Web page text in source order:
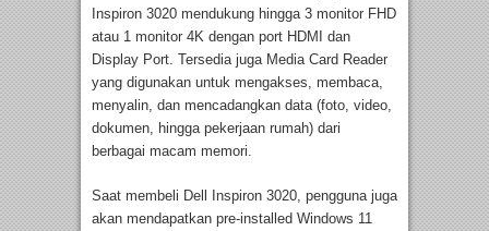
Inspiron 3020 mendukung hingga 3 monitor FHD
atau 1 monitor 4K dengan port HDMI dan
Display Port. Tersedia juga Media Card Reader
yang digunakan untuk mengakses, membaca,
menyalin, dan mencadangkan data (foto, video,
dokumen, hingga pekerjaan rumah) dari
berbagai macam memori.
Saat membeli Dell Inspiron 3020, pengguna juga
akan mendapatkan pre-installed Windows 11